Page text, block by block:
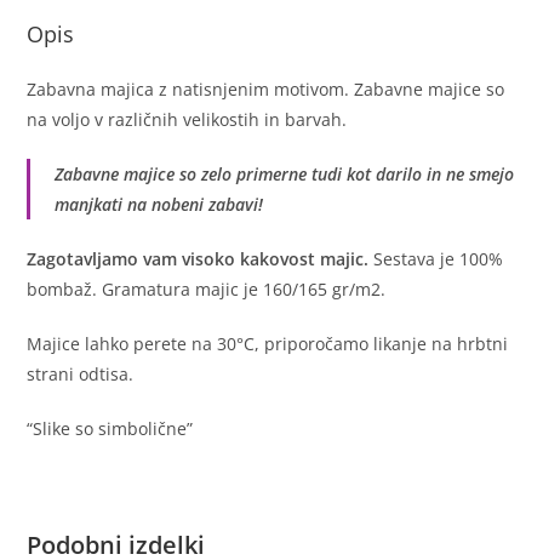
Opis
Zabavna majica z natisnjenim motivom. Zabavne majice so
na voljo v različnih velikostih in barvah.
Zabavne majice so zelo primerne tudi kot darilo in ne smejo
manjkati na nobeni zabavi!
Zagotavljamo vam visoko kakovost majic. Sestava je 100%
bombaž. Gramatura majic je 160/165 gr/m2.
Majice lahko perete na 30°C, priporočamo likanje na hrbtni
strani odtisa.
“Slike so simbolične”
Podobni izdelki